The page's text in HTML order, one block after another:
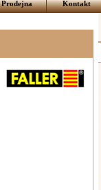
Prodejna Kontakt